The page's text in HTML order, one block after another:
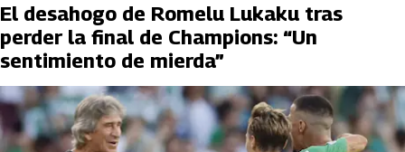
El desahogo de Romelu Lukaku tras
perder la final de Champions: “Un
sentimiento de mierda”